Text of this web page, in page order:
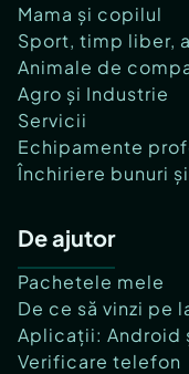
Mama și copilul
Sport, timp liber,
Animale de
Agro și Industrie
Servicii
Echipamente
Închiriere bunuri
De ajutor
Pachetele mele
De ce să vinzi pe
Aplicații: Android
Verificare telefon